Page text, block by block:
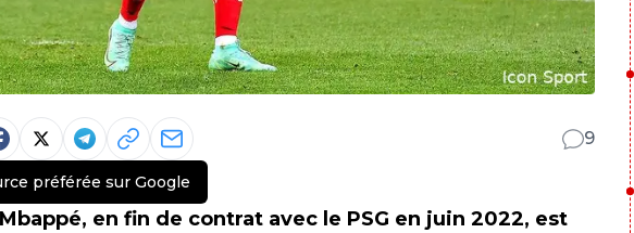
9
préférée sur Google
en fin de contrat avec le PSG en juin 2022, est